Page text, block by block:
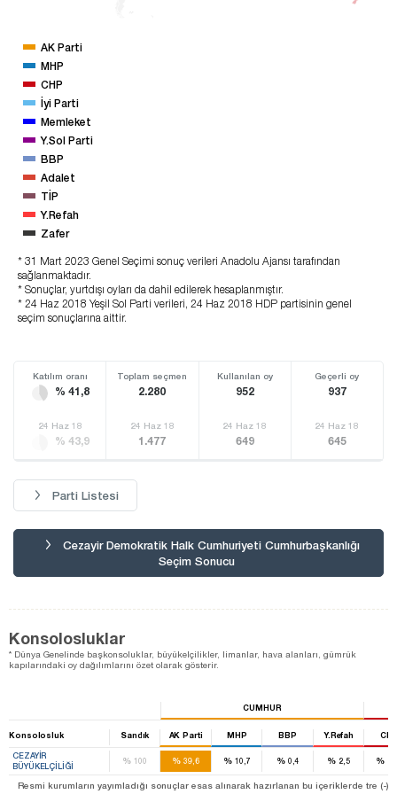
AK Parti
MHP
CHP
İyi Parti
Memleket
Y.Sol Parti
BBP
Adalet
TİP
Y.Refah
Zafer
* 31 Mart 2023 Genel Seçimi sonuç verileri Anadolu Ajansı tarafından
sağlanmaktadır.
* Sonuçlar, yurtdışı oyları da dahil edilerek hesaplanmıştır.
* 24 Haz 2018 Yeşil Sol Parti verileri, 24 Haz 2018 HDP partisinin genel
seçim sonuçlarına aittir.
Katılım oranı
% 41,8
Toplam seçmen
2.280
Kullanılan oy
952
Geçerli oy
937
24 Haz 18
% 43,9
24 Haz 18
1.477
24 Haz 18
649
24 Haz 18
645
Parti Listesi
Cezayir Demokratik Halk Cumhuriyeti Cumhurbaşkanlığı
Seçim Sonucu
Konsolosluklar
* Dünya Genelinde başkonsoluklar, büyükelçilikler, limanlar, hava alanları, gümrük
kapılarındaki oy dağılımlarını özet olarak gösterir.
CUMHUR
Konsolosluk Sandık AK Parti MHP BBP Y.Refah
CEZAYIR
BÜYÜKELÇILIĞI
% 100 % 39,6 %10,7 %0,4 % 2,5 %
Resmi kurumların yayımladığı sonuçlar esas alınarak hazırlanan bu içeriklerde tre